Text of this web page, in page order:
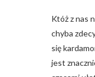
Któż z nas
chyba
się
jest